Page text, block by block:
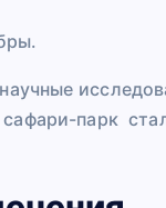
парк